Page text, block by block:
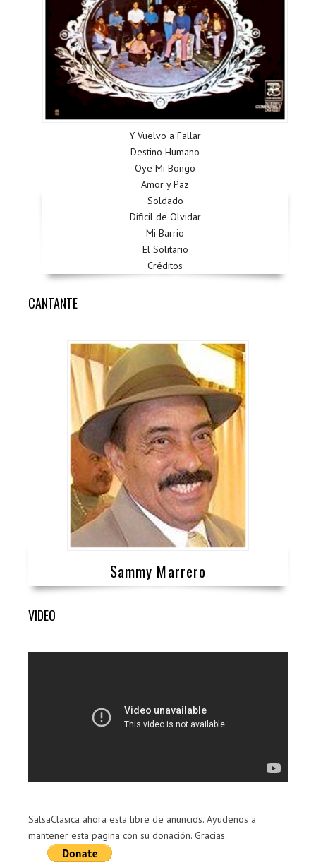
Y Vuelvo a Fallar
Destino Humano
Oye Mi Bongo
Amor y Paz
Soldado
Dificil de Olvidar
Mi Barrio
El Solitario
Créditos
CANTANTE
Sammy Marrero
VIDEO
SalsaClasica ahora esta libre de anuncios. Ayudenos a
mantener esta pagina con su donación. Gracias.